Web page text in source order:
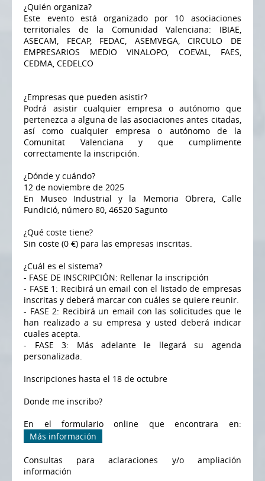
¿Quién organiza?
Este evento está organizado por 10 asociaciones
territoriales de la Comunidad Valenciana: IBIAE,
ASECAM, FECAP, FEDAC, ASEMVEGA, CIRCULO DE
EMPRESARIOS MEDIO VINALOPO, COEVAL, FAES,
CEDMA, CEDELCO
¿Empresas que pueden asistir?
Podrá asistir cualquier empresa o autónomo que
pertenezca a alguna de las asociaciones antes citadas,
así como cualquier empresa o autónomo de la
Comunitat Valenciana y que cumplimente
correctamente la inscripción.
¿Dónde y cuándo?
12 de noviembre de 2025
En Museo Industrial y la Memoria Obrera, Calle
Fundició, número 80, 46520 Sagunto
¿Qué coste tiene?
Sin coste (0 €) para las empresas inscritas.
¿Cuál es el sistema?
- FASE DE INSCRIPCIÓN: Rellenar la inscripción
- FASE 1: Recibirá un email con el listado de empresas
inscritas y deberá marcar con cuáles se quiere reunir.
- FASE 2: Recibirá un email con las solicitudes que le
han realizado a su empresa y usted deberá indicar
cuales acepta.
- FASE 3: Más adelante le llegará su agenda
personalizada.
Inscripciones hasta el 18 de octubre
Donde me inscribo?
En el formulario online que encontrara en:
Más información
Consultas para aclaraciones y/o ampliación
información